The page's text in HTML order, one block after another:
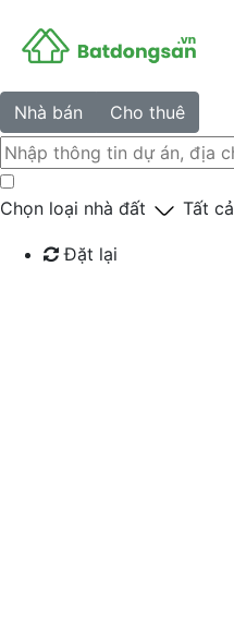
Nhà bán Cho thuê
Chọn loại nhà đất Tất cả
Đặt lại